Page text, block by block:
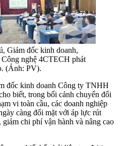
Giám đốc kinh doanh,
nghệ 4CTECH phát
(Ảnh: PV).
đốc kinh doanh Công ty TNHH
biết, trong bối cảnh chuyển đổi
vi toàn cầu, các doanh nghiệp
càng đối mặt với áp lực rút
chi phí vận hành và nâng cao